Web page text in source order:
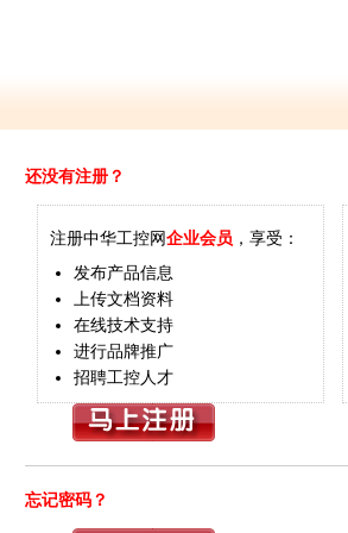
还没有注册？
注册中华工控网企业会员 ，享受：
发布产品信息
上传文档资料
在线技术支持
进行品牌推广
招聘工控人才
忘记密码？